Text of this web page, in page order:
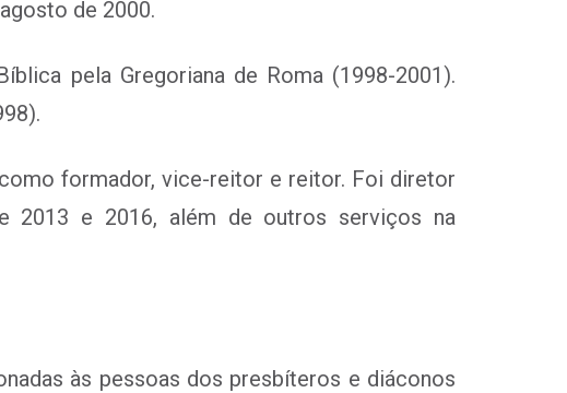
de 2000.
pela Gregoriana de Roma (1998-2001).
formador, vice-reitor e reitor. Foi diretor
2013 e 2016, além de outros serviços na
às pessoas dos presbíteros e diáconos